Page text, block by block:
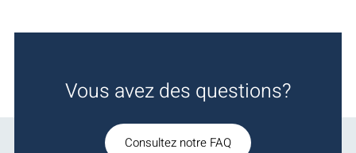
Vous avez des questions?
Consultez notre FAQ